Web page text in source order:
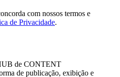
com nossos termos e
de Privacidade.
de CONTENT
de publicação, exibição e